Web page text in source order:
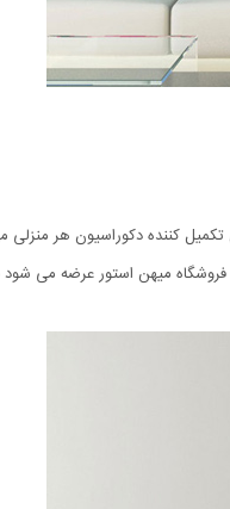
کننده دکوراسیون هر منزلی می